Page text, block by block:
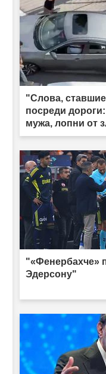
"Слова,
посреди
мужа, лопни от
"«Фенербахче»
Эдерсону"